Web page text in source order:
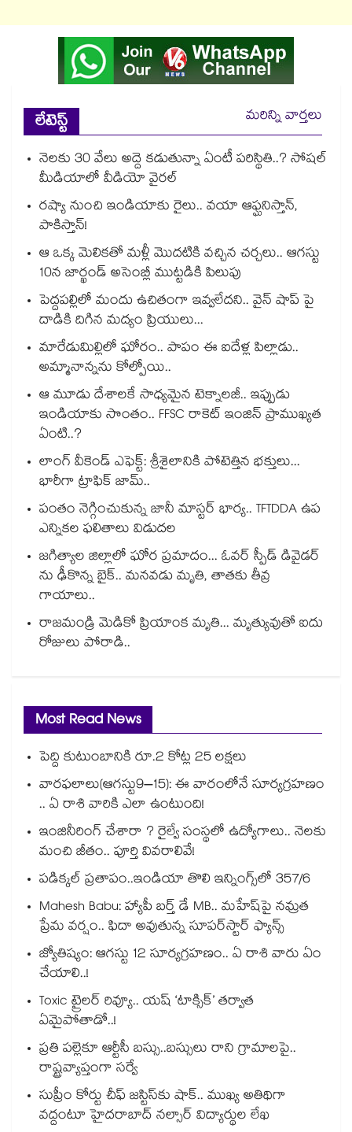
లేటెస్ట్
మరిన్ని వార్తలు
నెలకు 30 వేలు అద్దె కడుతున్నా ఏంటీ పరిస్థితి..? సోషల్
మీడియాలో వీడియో వైరల్
రష్యా నుంచి ఇండియాకు రైలు.. వయా ఆఫ్ఘనిస్తాన్,
పాకిస్తాన్!
ఆ ఒక్క మెలికతో మళ్లీ మొదటికి వచ్చిన చర్చలు.. ఆగస్టు
10న జార్ఖండ్ అసెంబ్లీ ముట్టడికి పిలుపు
పెద్దపల్లిలో మందు ఉచితంగా ఇవ్వలేదని.. వైన్ షాప్ పై
దాడికి దిగిన మద్యం ప్రియులు...
మారేడుమిల్లిలో ఘోరం.. పాపం ఈ ఐదేళ్ల పిల్లాడు..
అమ్మానాన్నను కోల్పోయి..
ఆ మూడు దేశాలకే సాధ్యమైన టెక్నాలజీ.. ఇప్పుడు
ఇండియాకు సొంతం.. FFSC రాకెట్ ఇంజిన్ ప్రాముఖ్యత
ఏంటి..?
లాంగ్ వీకెండ్ ఎఫెక్ట్: శ్రీశైలానికి పోటెత్తిన భక్తులు...
భారీగా ట్రాఫిక్ జామ్..
పంతం నెగ్గించుకున్న జానీ మాస్టర్ భార్య.. TFTDDA ఉప
ఎన్నికల ఫలితాలు విడుదల
జగిత్యాల జిల్లాలో ఘోర ప్రమాదం... ఓవర్ స్పీడ్ డివైడర్
ను ఢీకొన్న బైక్.. మనవడు మృతి, తాతకు తీవ్ర
గాయాలు..
రాజమండ్రి మెడికో ప్రియాంక మృతి... మృత్యువుతో ఐదు
రోజులు పోరాడి..
Most Read News
పెద్ది కుటుంబానికి రూ.2 కోట్ల 25 లక్షలు
వారఫలాలు(ఆగస్టు9–15): ఈ వారంలోనే సూర్యగ్రహణం
.. ఏ రాశి వారికి ఎలా ఉంటుంది!
ఇంజినీరింగ్ చేశారా ? రైల్వే సంస్థలో ఉద్యోగాలు.. నెలకు
మంచి జీతం.. పూర్తి వివరాలివే!
పడిక్కల్‌‌ ప్రతాపం..ఇండియా తొలి ఇన్నింగ్స్‌‌లో 357/6
Mahesh Babu: హ్యాపీ బర్త్ డే MB.. మహేష్‌పై నమ్రత
ప్రేమ వర్షం.. ఫిదా అవుతున్న సూపర్‌స్టార్ ఫ్యాన్స్
జ్యోతిష్యం: ఆగస్టు 12 సూర్యగ్రహణం.. ఏ రాశి వారు ఏం
చేయాలి..!
Toxic ట్రైలర్ రివ్యూ.. యష్ ‘టాక్సిక్’ తర్వాత
ఏమైపోతాడో..!
ప్రతి పల్లెకూ ఆర్టీసీ బస్సు..బస్సులు రాని గ్రామాలపై..
రాష్ట్రవ్యాప్తంగా సర్వే
సుప్రీం కోర్టు చీఫ్ జస్టిస్⁭కు షాక్.. ముఖ్య అతిథిగా
వద్దంటూ హైదరాబాద్ నల్సార్ విద్యార్థుల లేఖ